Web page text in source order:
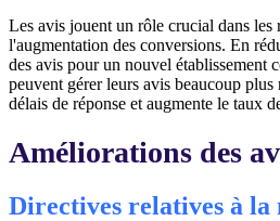
Les avis jouent un rôle crucial dans les
l'augmentation des conversions. En
des avis pour un nouvel établissement
peuvent gérer leurs avis beaucoup
délais de réponse et augmente le taux
Améliorations des
Directives relatives à la